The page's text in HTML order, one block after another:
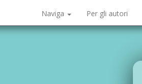
Naviga Per gli autori